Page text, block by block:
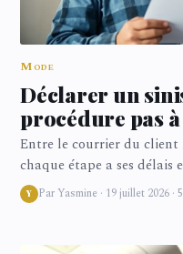
Mode
Déclarer un
procédure pas à
Entre le courrier du
chaque étape a ses délais
Y Par Yasmine · 19 juillet 2026 ·